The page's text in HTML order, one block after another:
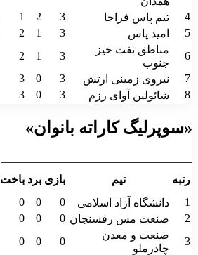
4
تیم پاس فراجا 3
2
1
5
امید پاس 3
1
2
6
مناطق نفت خیز
جنوب
3
1
2
7
نیروی زمینی ارتش 3
0
3
8
شائولین آوای رزم 3
0
3
«سوپرلیگ کاراته بانوان»
رتبه
تیم بازی برد باخت
1
دانشگاه آزاد اسلامی 0
0
0
2
صنعت مس رفسنجان 0
0
0
3
صنعت و معدن
چادرملو
0
0
0